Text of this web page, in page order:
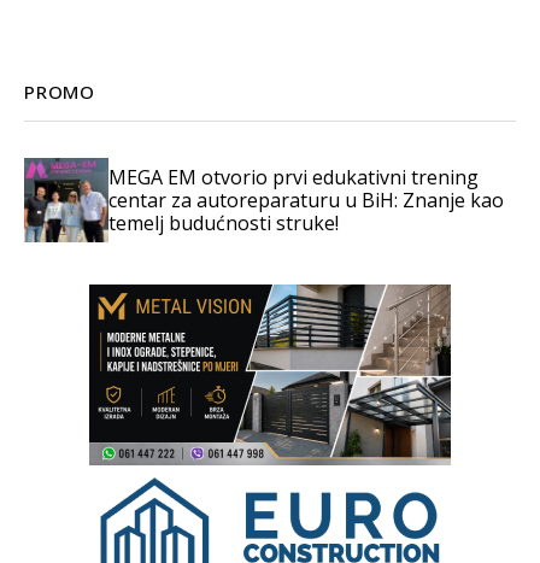
PROMO
MEGA EM otvorio prvi edukativni trening
centar za autoreparaturu u BiH: Znanje kao
temelj budućnosti struke!